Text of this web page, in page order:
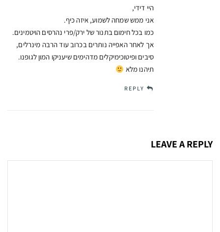
היי דידי,
אני ממש שמחה לשמוע, איזה כיף.
כמו בכל חימום בתנור של ירק/פרי נהרסים הויטמינים.
אך לאחר האפייה נותרים בכרוב עוד הרבה מינרלים,
סיבים ופיטוכימיקלים מדהימים שיעניקו המון לגופנו.
תיהנו מלא
REPLY
LEAVE A REPLY